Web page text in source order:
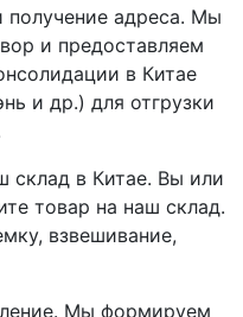
получение адреса. Мы
и предоставляем
в Китае
и др.) для отгрузки
склад в Китае. Вы или
товар на наш склад.
взвешивание,
Мы формируем